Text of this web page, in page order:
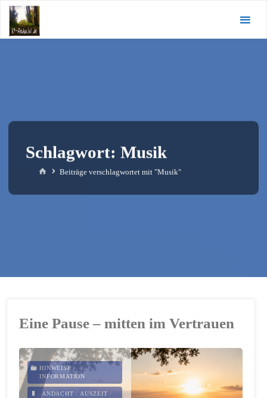
Zum
Inhalt
springen
Schlagwort:Musik
StartBeiträge verschlagwortet mit "Musik"
Eine Pause – mitten im Vertrauen
HINWEISE /
INFORMATION
ANDACHT / AUSZEIT /